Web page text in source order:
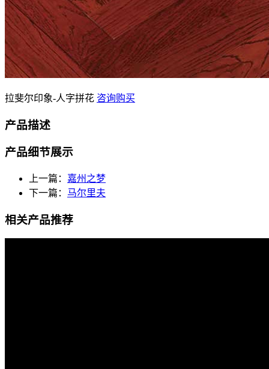
拉斐尔印象-人字拼花 咨询购买
产品描述
产品细节展示
上一篇： 嘉州之梦
下一篇： 马尔里夫
相关产品推荐